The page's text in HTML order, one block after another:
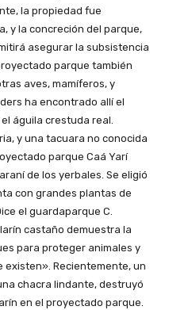
la propiedad fue
y la concreción del parque,
asegurar la subsistencia
parque también
aves, mamíferos, y
ha encontrado allí el
águila crestuda real.
y una tacuara no conocida
parque Caá Yarí
de los yerbales. Se eligió
con grandes plantas de
el guardaparque C.
castaño demuestra la
para proteger animales y
existen». Recientemente, un
chacra lindante, destruyó
en el proyectado parque.